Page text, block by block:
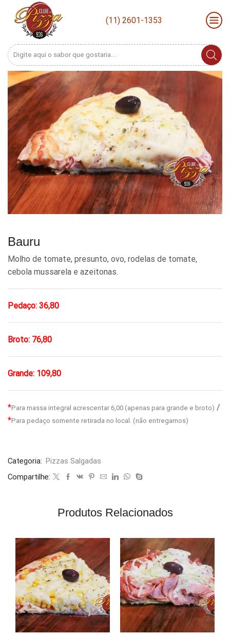
(11) 2601-1353
Search
Bauru
Molho de tomate, presunto, ovo, rodelas de tomate,
cebola mussarela e azeitonas.
Pedaço: 36,80
Broto: 76,80
Grande: 109,80
*Para massa integral acrescentar 6,00 (apenas para grande e broto) /
*Para pedaço somente retirada no local. (não entregamos)
Categoria: Pizzas Salgadas
Compartilhe:
Produtos Relacionados